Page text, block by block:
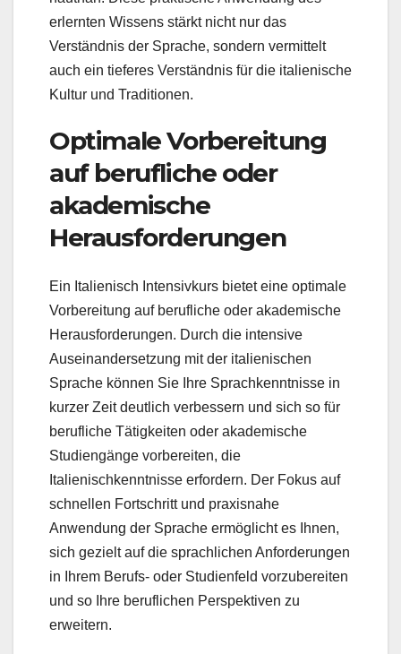
erlernten Wissens stärkt nicht nur das
Verständnis der Sprache, sondern vermittelt
auch ein tieferes Verständnis für die italienische
Kultur und Traditionen.
Optimale Vorbereitung
auf berufliche oder
akademische
Herausforderungen
Ein Italienisch Intensivkurs bietet eine optimale
Vorbereitung auf berufliche oder akademische
Herausforderungen. Durch die intensive
Auseinandersetzung mit der italienischen
Sprache können Sie Ihre Sprachkenntnisse in
kurzer Zeit deutlich verbessern und sich so für
berufliche Tätigkeiten oder akademische
Studiengänge vorbereiten, die
Italienischkenntnisse erfordern. Der Fokus auf
schnellen Fortschritt und praxisnahe
Anwendung der Sprache ermöglicht es Ihnen,
sich gezielt auf die sprachlichen Anforderungen
in Ihrem Berufs- oder Studienfeld vorzubereiten
und so Ihre beruflichen Perspektiven zu
erweitern.